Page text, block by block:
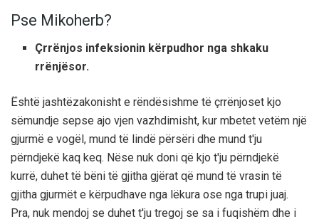
Pse Mikoherb?
Çrrënjos infeksionin kërpudhor nga shkaku
rrënjësor.
Është jashtëzakonisht e rëndësishme të çrrënjoset kjo
sëmundje sepse ajo vjen vazhdimisht, kur mbetet vetëm një
gjurmë e vogël, mund të lindë përsëri dhe mund t'ju
përndjekë kaq keq. Nëse nuk doni që kjo t'ju përndjekë
kurrë, duhet të bëni të gjitha gjërat që mund të vrasin të
gjitha gjurmët e kërpudhave nga lëkura ose nga trupi juaj.
Pra, nuk mendoj se duhet t'ju tregoj se sa i fuqishëm dhe i